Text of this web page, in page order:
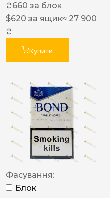
₴660 за блок
$620 за ящик≈ 27 900
₴
Купити
Фасування:
Блок